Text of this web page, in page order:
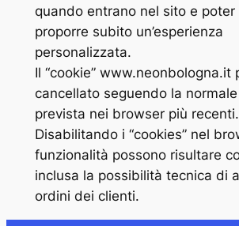
quando entrano nel sito e poter
proporre subito un’esperienza
personalizzata.
Il “cookie” www.neonbologna.it
cancellato seguendo la
prevista nei browser più recenti.
Disabilitando i “cookies” nel
funzionalità possono risultare
inclusa la possibilità tecnica di
ordini dei clienti.